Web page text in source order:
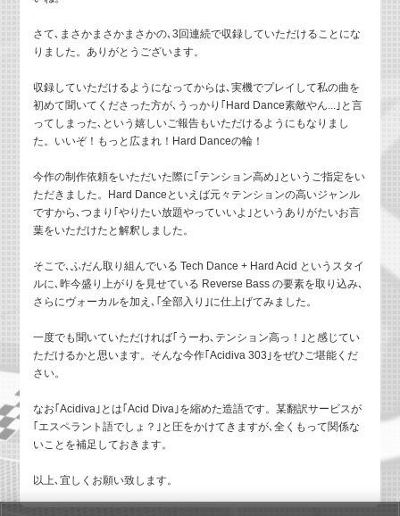
さて､まさかまさかまさかの､3回連続で収録していただけることにな
りました。ありがとうございます。
収録していただけるようになってからは､実機でプレイして私の曲を
初めて聞いてくださった方が､うっかり｢Hard Dance素敵やん...｣と言
ってしまった､という嬉しいご報告もいただけるようにもなりまし
た。いいぞ！もっと広まれ！Hard Danceの輪！
今作の制作依頼をいただいた際に｢テンション高め｣というご指定をい
ただきました。Hard Danceといえば元々テンションの高いジャンル
ですから､つまり｢やりたい放題やっていいよ｣というありがたいお言
葉をいただけたと解釈しました。
そこで､ふだん取り組んでいる Tech Dance + Hard Acid というスタイ
ルに､昨今盛り上がりを見せている Reverse Bass の要素を取り込み､
さらにヴォーカルを加え､｢全部入り｣に仕上げてみました。
一度でも聞いていただければ｢うーわ､テンション高っ！｣と感じてい
ただけるかと思います。そんな今作｢Acidiva 303｣をぜひご堪能くだ
さい。
なお｢Acidiva｣とは｢Acid Diva｣を縮めた造語です。某翻訳サービスが
｢エスペラント語でしょ？｣と圧をかけてきますが､全くもって関係な
いことを補足しておきます。
以上､宜しくお願い致します。